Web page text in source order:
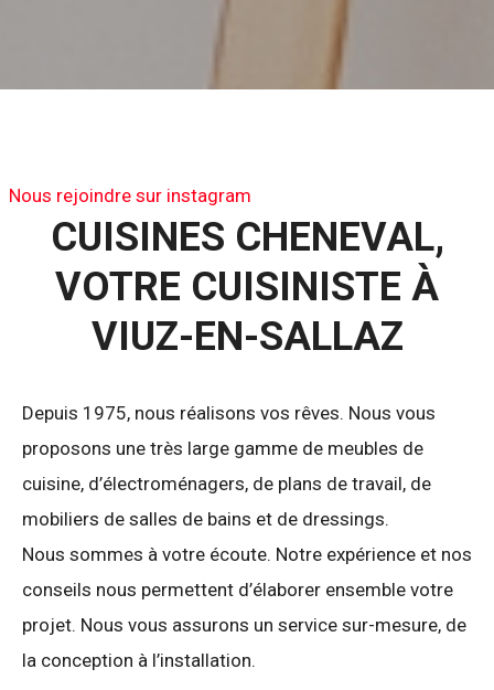
Nous rejoindre sur instagram
CUISINES CHENEVAL,
VOTRE CUISINISTE À
VIUZ-EN-SALLAZ
Depuis 1975, nous réalisons vos rêves. Nous vous
proposons une très large gamme de meubles de
cuisine, d’électroménagers, de plans de travail, de
mobiliers de salles de bains et de dressings.
Nous sommes à votre écoute. Notre expérience et nos
conseils nous permettent d’élaborer ensemble votre
projet. Nous vous assurons un service sur-mesure, de
la conception à l’installation.